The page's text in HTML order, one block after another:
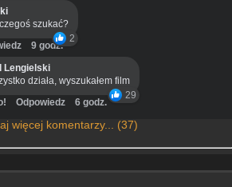
szukać?
2
9 godz.
Lengielski
działa, wyszukałem film
29
Odpowiedz 6 godz.
więcej komentarzy... (37)